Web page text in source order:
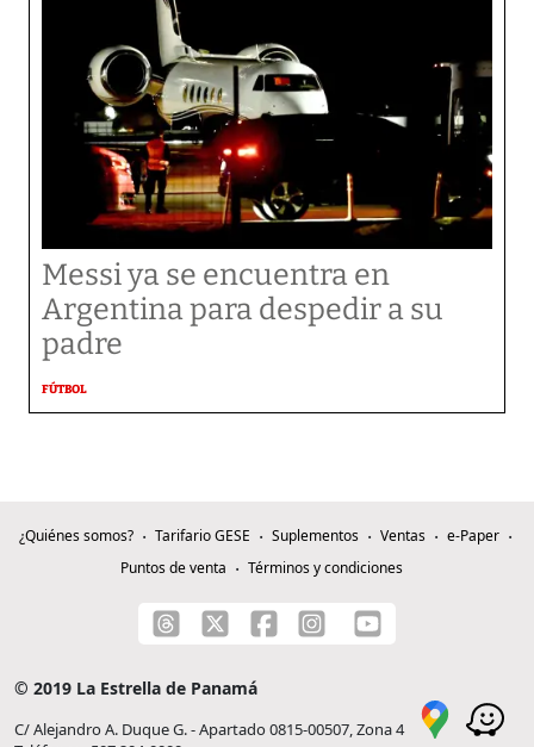
Messi ya se encuentra en
Argentina para despedir a su
padre
FÚTBOL
¿Quiénes somos? Tarifario GESE Suplementos Ventas
e-Paper
Puntos de venta
Términos y condiciones
© 2019 La Estrella de Panamá
C/ Alejandro A. Duque G. - Apartado 0815-00507, Zona 4